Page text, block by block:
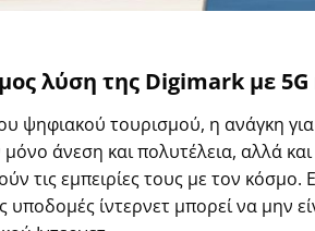
λύση της Digimarkμε 5G
ψηφιακού τουρισμού, η ανάγκη για
άνεση και πολυτέλεια, αλλά
τις εμπειρίεςτους με τον κόσμο.
υποδομές ίντερνετ μπορεί να μην